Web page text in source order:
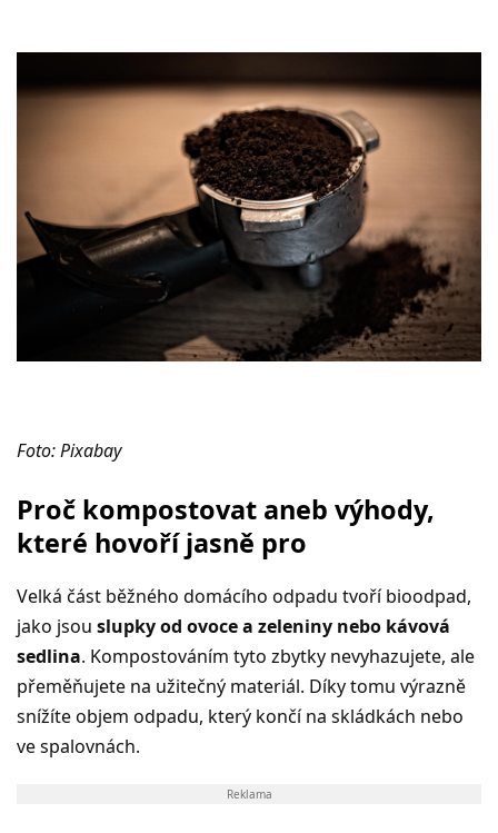
Foto: Pixabay
Proč kompostovat aneb výhody,
které hovoří jasně pro
Velká část běžného domácího odpadu tvoří bioodpad,
jako jsou slupky od ovoce a zeleniny nebo kávová
sedlina. Kompostováním tyto zbytky nevyhazujete, ale
přeměňujete na užitečný materiál. Díky tomu výrazně
snížíte objem odpadu, který končí na skládkách nebo
ve spalovnách.
Reklama